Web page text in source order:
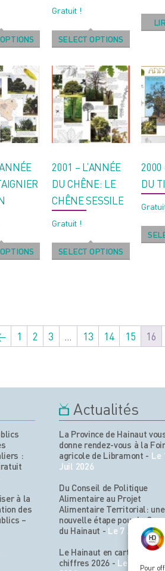
Pour
Gratuit !
SELECT OPTIONS
2001 – L’ANNÉE
DU CHÊNE: LE
CHÊNE SESSILE
Gratuit !
SELECT OPTIONS
2000
DU
1 2 3 … 13 14 15 16
:
à la
des
–
Actualités
La Province de Hainaut
donne rendez-vous à la
agricole de Libramont - Le
Juil 2026
Du Conseil de Politique
Alimentaire au Projet
Alimentaire Territorial: une
nouvelle étape pour le
du Hainaut - Le 7 Juil 2026
Le Hainaut en cartes et en
chiffres 2026 - Le 29 Juin